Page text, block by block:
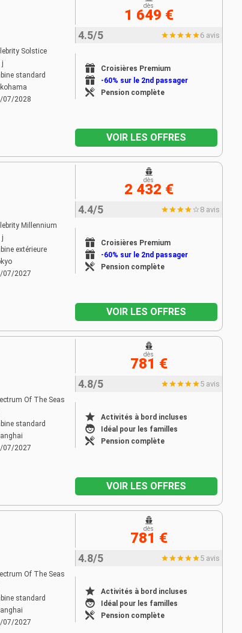
Solstice
j
standard
07/2028
4.5/5 6 avis
Croisières Premium
-60% sur le 2nd passager
Pension complète
dès
1 649 €
VOIR LES OFFRES
Millennium
j
extérieure
07/2027
4.4/5 8 avis
Croisières Premium
-60% sur le 2nd passager
Pension complète
dès
2 432 €
VOIR LES OFFRES
Of The Seas
standard
07/2027
4.8/5 5 avis
Activités à bord incluses
Idéal pour les familles
Pension complète
dès
781 €
VOIR LES OFFRES
Of The Seas
standard
07/2027
4.8/5 5 avis
Activités à bord incluses
Idéal pour les familles
Pension complète
dès
781 €